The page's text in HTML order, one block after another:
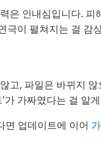
은 인내심입니다.
극이 펼쳐지는 걸 감
고, 파일은 바뀌지
가짜였다는 걸 알
면 업데이트에 이어